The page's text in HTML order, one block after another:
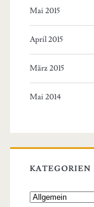
Mai 2015
April 2015
März 2015
Mai 2014
KATEGORIEN
Kategorien